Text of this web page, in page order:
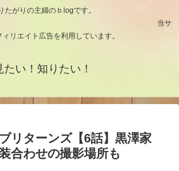
たがりの主婦のｂlogです。
サ
リエイト広告を利用しています。
たい！知りたい！
リターンズ【6話】黒澤家
合わせの撮影場所も